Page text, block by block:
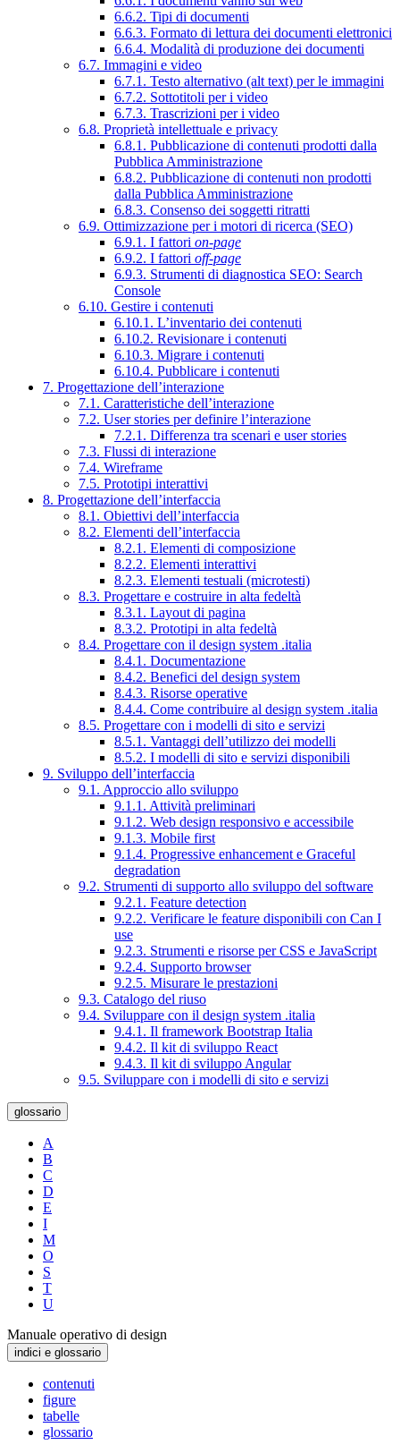
6.6.2. Tipi di documenti
6.6.3. Formato di lettura dei documenti elettronici
6.6.4. Modalità di produzione dei documenti
6.7. Immagini e video
6.7.1. Testo alternativo (alt text) per le immagini
6.7.2. Sottotitoli per i video
6.7.3. Trascrizioni per i video
6.8. Proprietà intellettuale e privacy
6.8.1. Pubblicazione di contenuti prodotti dalla
Pubblica Amministrazione
6.8.2. Pubblicazione di contenuti non prodotti
dalla Pubblica Amministrazione
6.8.3. Consenso dei soggetti ritratti
6.9. Ottimizzazione per i motori di ricerca (SEO)
6.9.1. I fattori on-page
6.9.2. I fattori off-page
6.9.3. Strumenti di diagnostica SEO: Search
Console
6.10. Gestire i contenuti
6.10.1. L’inventario dei contenuti
6.10.2. Revisionare i contenuti
6.10.3. Migrare i contenuti
6.10.4. Pubblicare i contenuti
7. Progettazione dell’interazione
7.1. Caratteristiche dell’interazione
7.2. User stories per definire l’interazione
7.2.1. Differenza tra scenari e user stories
7.3. Flussi di interazione
7.4. Wireframe
7.5. Prototipi interattivi
8. Progettazione dell’interfaccia
8.1. Obiettivi dell’interfaccia
8.2. Elementi dell’interfaccia
8.2.1. Elementi di composizione
8.2.2. Elementi interattivi
8.2.3. Elementi testuali (microtesti)
8.3. Progettare e costruire in alta fedeltà
8.3.1. Layout di pagina
8.3.2. Prototipi in alta fedeltà
8.4. Progettare con il design system .italia
8.4.1. Documentazione
8.4.2. Benefici del design system
8.4.3. Risorse operative
8.4.4. Come contribuire al design system .italia
8.5. Progettare con i modelli di sito e servizi
8.5.1. Vantaggi dell’utilizzo dei modelli
8.5.2. I modelli di sito e servizi disponibili
9. Sviluppo dell’interfaccia
9.1. Approccio allo sviluppo
9.1.1. Attività preliminari
9.1.2. Web design responsivo e accessibile
9.1.3. Mobile first
9.1.4. Progressive enhancement e Graceful
degradation
9.2. Strumenti di supporto allo sviluppo del software
9.2.1. Feature detection
9.2.2. Verificare le feature disponibili con Can I
use
9.2.3. Strumenti e risorse per CSS e JavaScript
9.2.4. Supporto browser
9.2.5. Misurare le prestazioni
9.3. Catalogo del riuso
9.4. Sviluppare con il design system .italia
9.4.1. Il framework Bootstrap Italia
9.4.2. Il kit di sviluppo React
9.4.3. Il kit di sviluppo Angular
9.5. Sviluppare con i modelli di sito e servizi
glossario
A
B
C
D
E
I
M
O
S
T
U
Manuale operativo di design
indici e glossario
contenuti
figure
tabelle
glossario